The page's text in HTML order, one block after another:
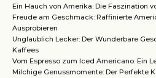
Ein Hauch von Amerika: Die Faszination
Freude am Geschmack: Raffinierte
Ausprobieren
Unglaublich Lecker: Der Wunderbare
Kaffees
Vom Espresso zum Iced Americano: Ein
Milchige Genussmomente: Der Perfekte